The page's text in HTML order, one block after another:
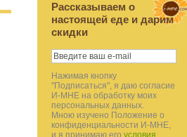
Рассказываем о
настоящей еде и дарим
скидки
Нажимая кнопку
"Подписаться", я даю согласие
И-МНЕ на обработку моих
персональных данных.
Мною изучено Положение о
конфиденциальности И-МНЕ,
и я принимаю его условия.